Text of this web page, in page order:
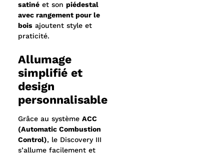
satiné et sonpiédestal
avec rangement pour le
bois ajoutent style et
praticité.
Allumage
simplifié et
design
personnalisable
Grâce au systèmeACC
(Automatic Combustion
Control), le Discovery III
s’allume facilement et